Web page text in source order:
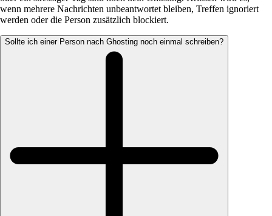
wenn mehrere Nachrichten unbeantwortet bleiben, Treffen ignoriert
werden oder die Person zusätzlich blockiert.
Sollte ich einer Person nach Ghosting noch einmal schreiben?